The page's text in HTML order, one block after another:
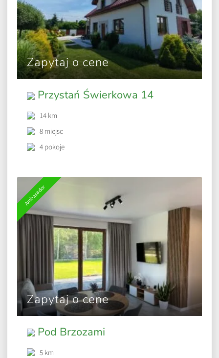
Zapytaj o cene
Przystań Świerkowa 14
14 km
8 miejsc
4 pokoje
Ambasador
Zapytaj o cene
Pod Brzozami
5 km